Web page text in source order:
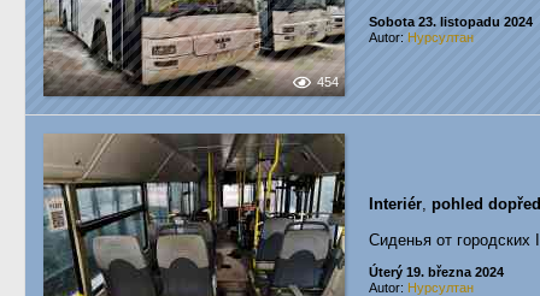
454
Sobota 23. listopadu 2024
Autor: Нурсултан
Interiér, pohled
Сиденья от городских
Úterý 19. března 2024
Autor: Нурсултан